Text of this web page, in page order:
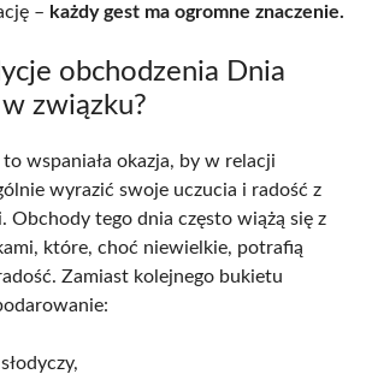
– każdy gest ma ogromne znaczenie.
obchodzenia Dnia
związku?
wspaniała okazja, by w relacji
wyrazić swoje uczucia i radość z
Obchody tego dnia często wiążą się z
które, choć niewielkie, potrafią
Zamiast kolejnego bukietu